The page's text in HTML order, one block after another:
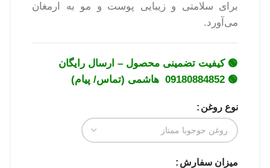
برای سلامتی و زیبایی پوست و مو به ارمغان
می‌آورد.
🟢 کیفیت تضمینی محصول – ارسال رایگان
🟢 09180884852 هاشمی (تماس/ پیام)
نوع روغن
میزان سفارش